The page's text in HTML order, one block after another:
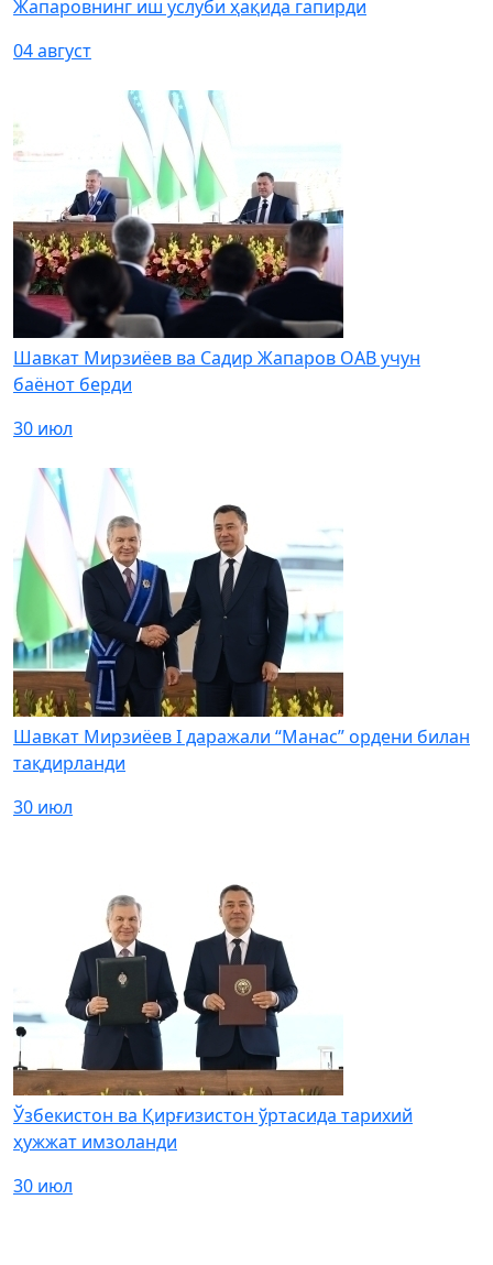
Жапаровнинг иш услуби ҳақида гапирди
04 август
Шавкат Мирзиёев ва Садир Жапаров ОАВ учун
баёнот берди
30 июл
Шавкат Мирзиёев I даражали “Манас” ордени билан
тақдирланди
30 июл
Ўзбекистон ва Қирғизистон ўртасида тарихий
ҳужжат имзоланди
30 июл